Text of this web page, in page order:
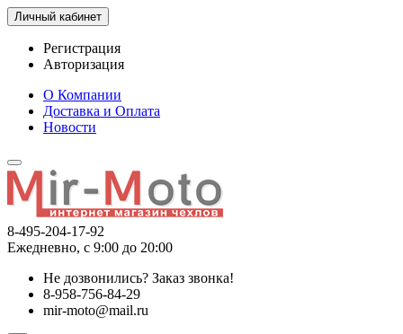
Личный кабинет
Регистрация
Авторизация
О Компании
Доставка и Оплата
Новости
8-495-204-17-92
Ежедневно, с 9:00 до 20:00
Не дозвонились? Заказ звонка!
8-958-756-84-29
mir-moto@mail.ru